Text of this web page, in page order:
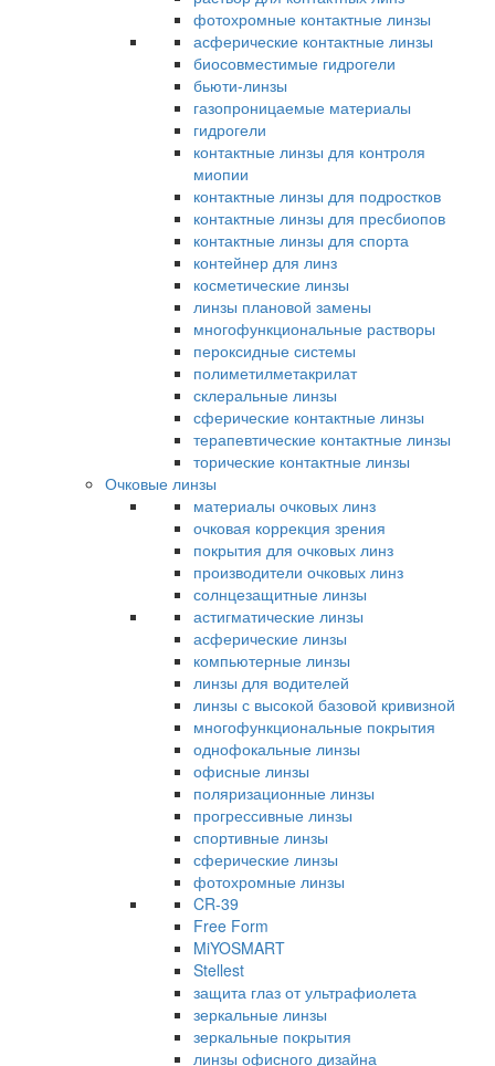
фотохромные контактные линзы
асферические контактные линзы
биосовместимые гидрогели
бьюти-линзы
газопроницаемые материалы
гидрогели
контактные линзы для контроля
миопии
контактные линзы для подростков
контактные линзы для пресбиопов
контактные линзы для спорта
контейнер для линз
косметические линзы
линзы плановой замены
многофункциональные растворы
пероксидные системы
полиметилметакрилат
склеральные линзы
сферические контактные линзы
терапевтические контактные линзы
торические контактные линзы
Очковые линзы
материалы очковых линз
очковая коррекция зрения
покрытия для очковых линз
производители очковых линз
солнцезащитные линзы
астигматические линзы
асферические линзы
компьютерные линзы
линзы для водителей
линзы с высокой базовой кривизной
многофункциональные покрытия
однофокальные линзы
офисные линзы
поляризационные линзы
прогрессивные линзы
спортивные линзы
сферические линзы
фотохромные линзы
CR-39
Free Form
MiYOSMART
Stellest
защита глаз от ультрафиолета
зеркальные линзы
зеркальные покрытия
линзы офисного дизайна